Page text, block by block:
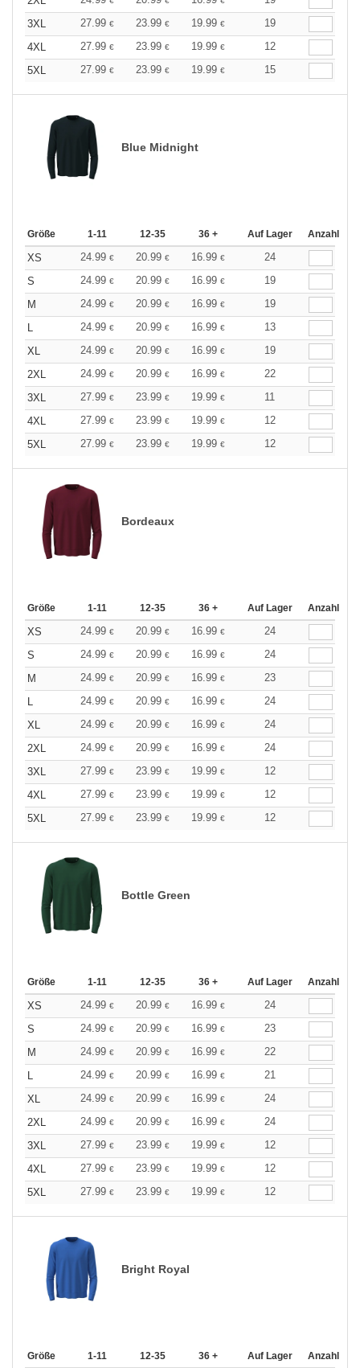
3XL
27.99 € 23.99 € 19.99 €
19
4XL
27.99 € 23.99 € 19.99 €
12
5XL
27.99 € 23.99 € 19.99 € 15
Blue Midnight
Größe 1-11 12-35 36 + Auf Lager Anzahl
XS 24.99 € 20.99 € 16.99 €
24
S
24.99 € 20.99 € 16.99 €
19
M
24.99 € 20.99 € 16.99 €
19
L
24.99 € 20.99 € 16.99 €
13
XL
24.99 € 20.99 € 16.99 €
19
2XL
24.99 € 20.99 € 16.99 €
22
3XL
27.99 € 23.99 € 19.99 €
11
4XL
27.99 € 23.99 € 19.99 €
12
5XL
27.99 € 23.99 € 19.99 € 12
Bordeaux
Größe 1-11 12-35 36 + Auf Lager Anzahl
XS 24.99 € 20.99 € 16.99 €
24
S
24.99 € 20.99 € 16.99 €
24
M
24.99 € 20.99 € 16.99 €
23
L
24.99 € 20.99 € 16.99 €
24
XL
24.99 € 20.99 € 16.99 €
24
2XL
24.99 € 20.99 € 16.99 €
24
3XL
27.99 € 23.99 € 19.99 €
12
4XL
27.99 € 23.99 € 19.99 €
12
5XL
27.99 € 23.99 € 19.99 € 12
Bottle Green
Größe 1-11 12-35 36 + Auf Lager Anzahl
XS 24.99 € 20.99 € 16.99 €
24
S
24.99 € 20.99 € 16.99 €
23
M
24.99 € 20.99 € 16.99 €
22
L
24.99 € 20.99 € 16.99 €
21
XL
24.99 € 20.99 € 16.99 €
24
2XL
24.99 € 20.99 € 16.99 €
24
3XL
27.99 € 23.99 € 19.99 €
12
4XL
27.99 € 23.99 € 19.99 €
12
5XL
27.99 € 23.99 € 19.99 € 12
Bright Royal
Größe 1-11 12-35 36 + Auf Lager Anzahl